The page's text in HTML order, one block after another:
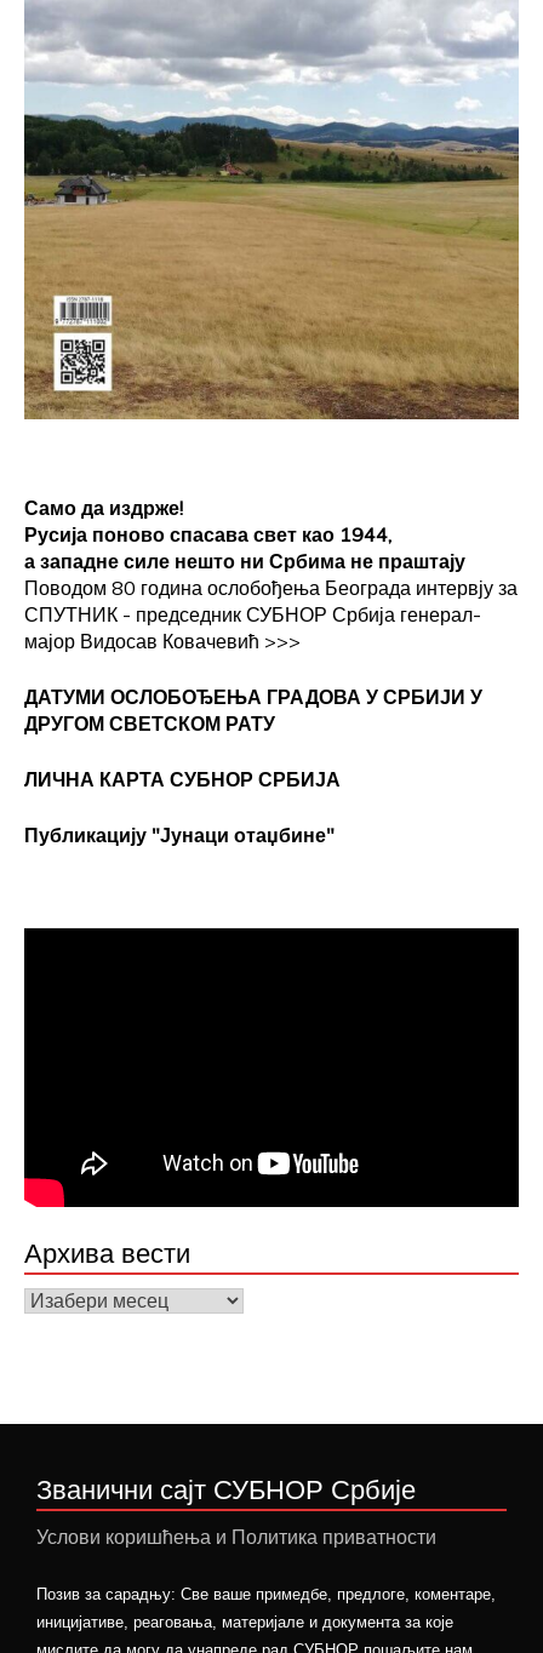
Само да издрже!
Русија поново спасава свет као 1944,
а западне силе нешто ни Србима не праштају
Поводом 80 година ослобођења Београда интервју за
СПУТНИК - председник СУБНОР Србија генерал-
мајор Видосав Ковачевић >>>
ДАТУМИ ОСЛОБОЂЕЊА ГРАДОВА У СРБИЈИ У
ДРУГОМ СВЕТСКОМ РАТУ
ЛИЧНА КАРТА СУБНОР СРБИЈА
Публикацију "Јунаци отаџбине"
Архива вести
Архива
Званични сајт СУБНОР Србије
Услови коришћења и Политика приватности
Позив за сарадњу: Све ваше примедбе, предлоге, коментаре,
иницијативе, реаговања, материјале и документа за које